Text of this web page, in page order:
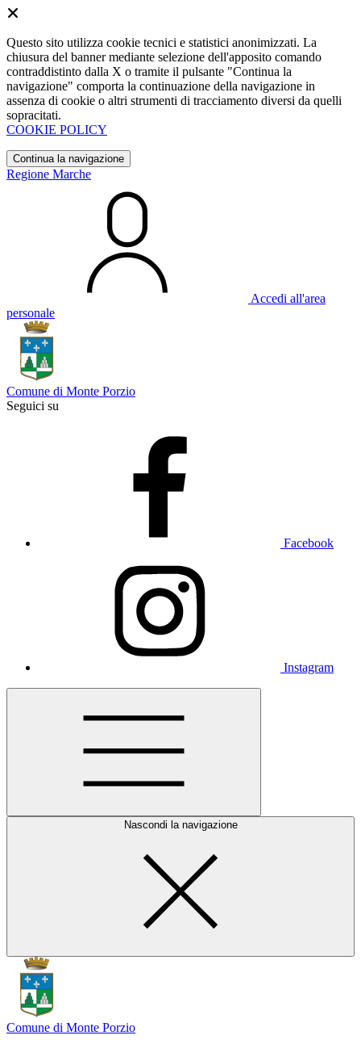
Questo sito utilizza cookie tecnici e statistici anonimizzati. La
chiusura del banner mediante selezione dell'apposito comando
contraddistinto dalla X o tramite il pulsante "Continua la
navigazione" comporta la continuazione della navigazione in
assenza di cookie o altri strumenti di tracciamento diversi da quelli
sopracitati.
COOKIE POLICY
Continua la navigazione
Regione Marche
Accedi all'area
personale
Comune di Monte Porzio
Seguici su
Facebook
Instagram
Nascondi la navigazione
Comune di Monte Porzio